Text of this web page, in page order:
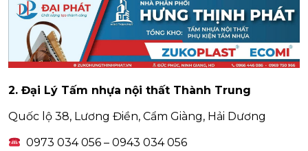
2. Đại Lý Tấm nhựa nội thất Thành Trung
Quốc lộ 38, Lương Điền, Cẩm Giàng, Hải Dương
0973 034 056 – 0943 034 056